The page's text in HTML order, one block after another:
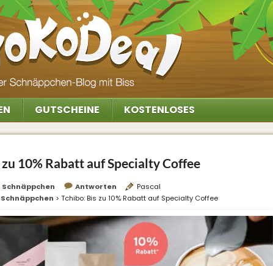
GUTSCHEINE KOSTENLOSES
10% Rabatt auf Specialty Coffee
Schnäppchen Antworten
Pascal
Schnäppchen > Tchibo: Bis zu 10% Rabatt auf Specialty Coffee